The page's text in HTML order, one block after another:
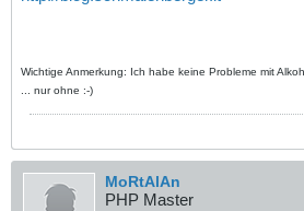
Wichtige Anmerkung: Ich habe keine Probleme mit
... nur ohne :-)
MoRtAlAn
PHP Master